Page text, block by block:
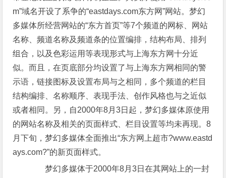
m”域名开设了系争的“eastdays.com东方网”网站。梦幻
多媒体所经营网站的“东方首页”等7个频道的网标、网站
名称、频道名称及频道条的位置编排，结构布局、排列
组合，以及色彩运用等表现形式与上海东方网十分近
似。而且，在页底部分均设置了与上海东方网相同的警
示语，链接图标及设置布局与之相同，多个频道的栏目
结构编排、名称顺序、表现手法、创作风格也与之近似
或者相同。另，自2000年8月3日起，梦幻多媒体原使用
的网站名称及相关的页面样式、栏目设置等均未再现。8
月下旬，梦幻多媒体全面推出“东方网上超市?www.eastd
ays.com?”的新页面样式。
梦幻多媒体于2000年8月3日在其网站上的一封